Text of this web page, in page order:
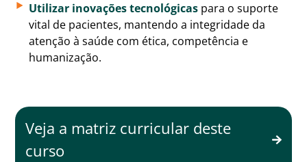
Utilizar inovações tecnológicas para o suporte
vital de pacientes, mantendo a integridade da
atenção à saúde com ética, competência e
humanização.
Veja a matriz curricular deste
curso